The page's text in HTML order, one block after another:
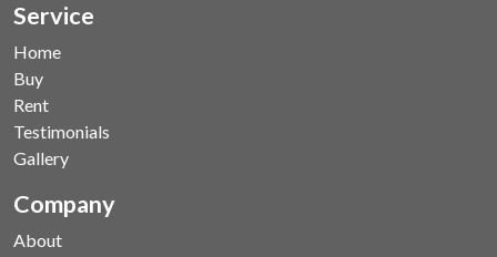
Service
Home
Buy
Rent
Testimonials
Gallery
Company
About